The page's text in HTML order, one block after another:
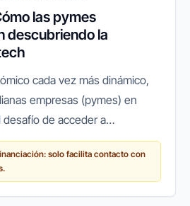
las pymes
descubriendo la
cada vez más dinámico,
empresas (pymes) en
de acceder a
para crecer, innovar o
sus... solo facilita contacto con